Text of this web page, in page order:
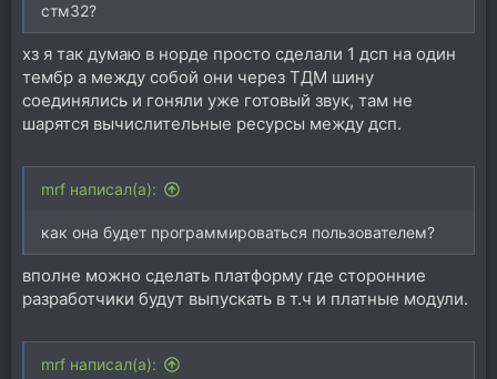
стм32?
хз я так думаю в норде просто сделали 1 дсп на один
тембр а между собой они через ТДМ шину
соединялись и гоняли уже готовый звук, там не
шарятся вычислительные ресурсы между дсп.
mrf написал(а):
как она будет программироваться пользователем?
вполне можно сделать платформу где сторонние
разработчики будут выпускать в т.ч и платные модули.
mrf написал(а):